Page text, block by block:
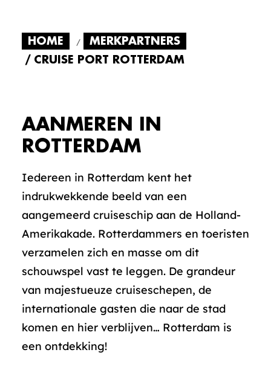
HOME
MERKPARTNERS
CRUISE PORT ROTTERDAM
AANMEREN IN
ROTTERDAM
Iedereen in Rotterdam kent het
indrukwekkende beeld van een
aangemeerd cruiseschip aan de Holland-
Amerikakade. Rotterdammers en toeristen
verzamelen zich en masse om dit
schouwspel vast te leggen. De grandeur
van majestueuze cruiseschepen, de
internationale gasten die naar de stad
komen en hier verblijven… Rotterdam is
een ontdekking!